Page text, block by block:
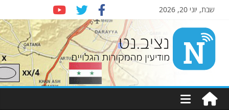
שבת, יוני 20, 2026
Nziv.net
מודיעין
מהמקורות